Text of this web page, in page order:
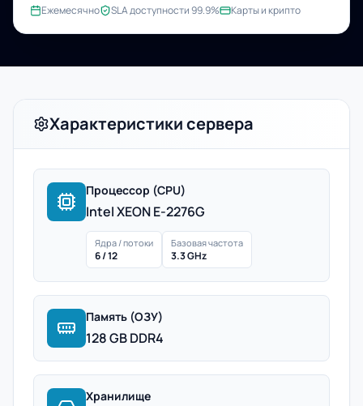
Ежемесячно SLA доступности 99.9% Карты и крипто
Характеристики сервера
Процессор (CPU)
Intel XEON E-2276G
Ядра / потоки
6 / 12
Базовая частота
3.3 GHz
Память (ОЗУ)
128 GB DDR4
Хранилище